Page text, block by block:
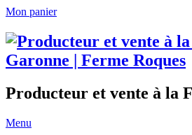
Mon panier
Producteur et vente à la
Menu